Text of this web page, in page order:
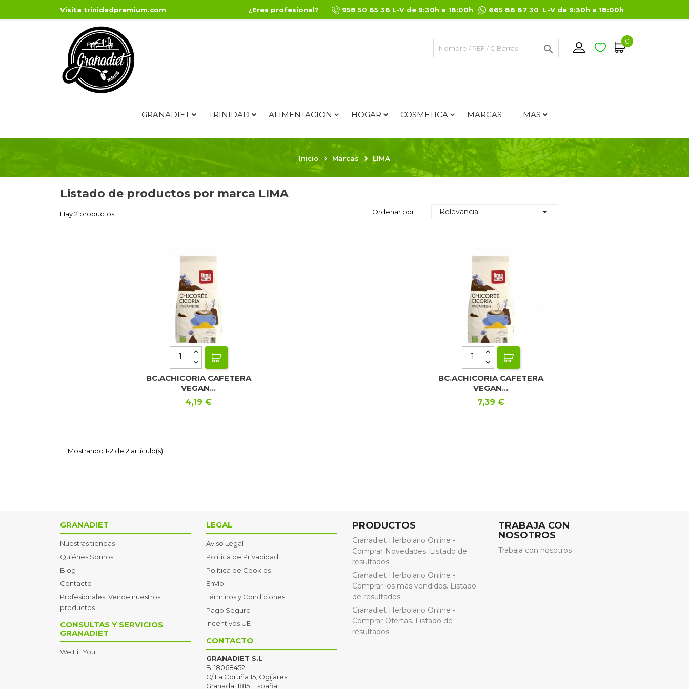
Visita trinidadpremium.com ¿Eres profesional? 958 50 65 36 L-V de 9:30h a 18:00h 665 86 87 30 L-V de 9:30h a 18:00h

0
GRANADIET TRINIDAD ALIMENTACION HOGAR COSMETICA MARCAS MAS
Inicio Marcas LIMA
Listado de productos por marca LIMA
Hay 2 productos. Ordenar por: Relevancia 
BC.ACHICORIA CAFETERA
VEGAN...
Precio
4,19 €
BC.ACHICORIA CAFETERA
VEGAN...
Precio
7,39 €
Mostrando 1-2 de 2 artículo(s)
GRANADIET
Nuestras tiendas
Quiénes Somos
Blog
Contacto
Profesionales: Vende nuestros
productos
CONSULTAS Y SERVICIOS
GRANADIET
We Fit You
LEGAL
Aviso Legal
Política de Privacidad
Política de Cookies
Envío
Términos y Condiciones
Pago Seguro
Incentivos UE
CONTACTO
GRANADIET S.L
B-18068452
C/ La Coruña 15, Ogíjares.
Granada. 18151 España
PRODUCTOS
Granadiet Herbolario Online -
Comprar Novedades. Listado de
resultados.
Granadiet Herbolario Online -
Comprar los más vendidos. Listado
de resultados.
Granadiet Herbolario Online -
Comprar Ofertas. Listado de
resultados.
TRABAJA CON
NOSOTROS
Trabaja con nosotros